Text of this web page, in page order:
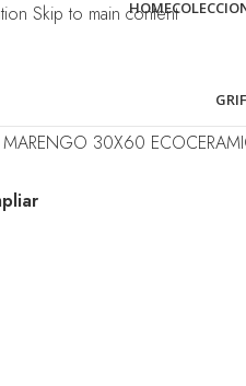
Skip to main content
HOME